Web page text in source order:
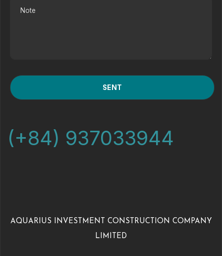
(+84) 937033944
AQUARIUS INVESTMENT CONSTRUCTION COMPANY
LIMITED